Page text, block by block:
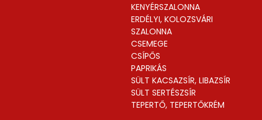
KENYÉRSZALONNA
ERDÉLYI, KOLOZSVÁRI
SZALONNA
CSEMEGE
CSÍPŐS
PAPRIKÁS
SÜLT KACSAZSÍR, LIBAZSÍR
SÜLT SERTÉSZSÍR
TEPERTŐ, TEPERTŐKRÉM